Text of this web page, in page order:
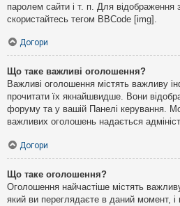
паролем сайти і т. п. Для відображення
скористайтесь тегом BBCode [img].
Догори
Що таке важливі оголошення?
Важливі оголошення містять важливу
прочитати їх якнайшвидше. Вони
форуму та у вашій Панелі керування.
важливих оголошень надається
Догори
Що таке оголошення?
Оголошення найчастіше містять
який ви переглядаєте в даний момент, і